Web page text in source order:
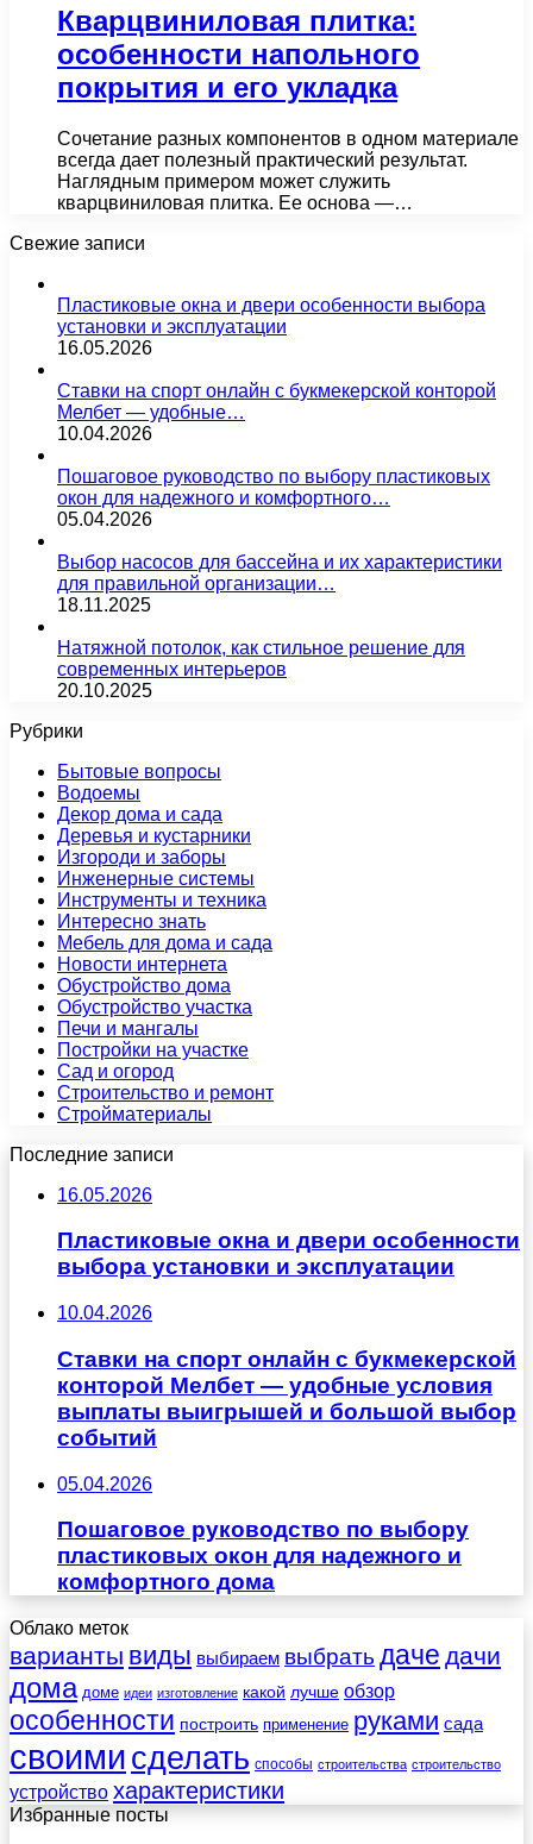
Кварцвиниловая плитка:
особенности напольного
покрытия и его укладка
Сочетание разных компонентов в одном материале
всегда дает полезный практический результат.
Наглядным примером может служить
кварцвиниловая плитка. Ее основа —…
Свежие записи
Пластиковые окна и двери особенности выбора
установки и эксплуатации
16.05.2026
Ставки на спорт онлайн с букмекерской конторой
Мелбет — удобные…
10.04.2026
Пошаговое руководство по выбору пластиковых
окон для надежного и комфортного…
05.04.2026
Выбор насосов для бассейна и их характеристики
для правильной организации…
18.11.2025
Натяжной потолок, как стильное решение для
современных интерьеров
20.10.2025
Рубрики
Бытовые вопросы
Водоемы
Декор дома и сада
Деревья и кустарники
Изгороди и заборы
Инженерные системы
Инструменты и техника
Интересно знать
Мебель для дома и сада
Новости интернета
Обустройство дома
Обустройство участка
Печи и мангалы
Постройки на участке
Сад и огород
Строительство и ремонт
Стройматериалы
Последние записи
16.05.2026
Пластиковые окна и двери особенности
выбора установки и эксплуатации
10.04.2026
Ставки на спорт онлайн с букмекерской
конторой Мелбет — удобные условия
выплаты выигрышей и большой выбор
событий
05.04.2026
Пошаговое руководство по выбору
пластиковых окон для надежного и
комфортного дома
Облако меток
варианты виды выбираем выбрать даче дачи
дома доме идеи изготовление какой лучше обзор
особенности построить применение руками сада
своими сделать способы строительства строительство
устройство характеристики
Избранные посты